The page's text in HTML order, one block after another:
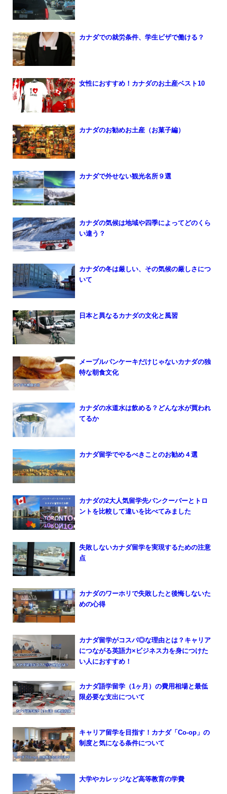
カナダでの就労条件、学生ビザで働ける？
女性におすすめ！カナダのお土産ベスト10
カナダのお勧めお土産（お菓子編）
カナダで外せない観光名所９選
カナダの気候は地域や四季によってどのくら
い違う？
カナダの冬は厳しい、その気候の厳しさにつ
いて
日本と異なるカナダの文化と風習
メープルパンケーキだけじゃないカナダの独
特な朝食文化
カナダの水道水は飲める？どんな水が買われ
てるか
カナダ留学でやるべきことのお勧め４選
カナダの2大人気留学先バンクーバーとトロ
ントを比較して違いを比べてみました
失敗しないカナダ留学を実現するための注意
点
カナダのワーホリで失敗したと後悔しないた
めの心得
カナダ留学がコスパ◎な理由とは？キャリア
につながる英語力×ビジネス力を身につけた
い人におすすめ！
カナダ語学留学（1ヶ月）の費用相場と最低
限必要な支出について
キャリア留学を目指す！カナダ「Co-op」の
制度と気になる条件について
大学やカレッジなど高等教育の学費